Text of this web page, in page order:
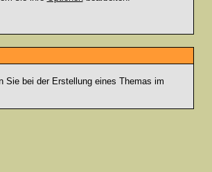
Sie bei der Erstellung eines Themas im